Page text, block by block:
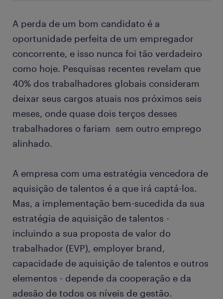
A perda de um bom candidato é a
oportunidade perfeita de um empregador
concorrente, e isso nunca foi tão verdadeiro
como hoje. Pesquisas recentes revelam que
40% dos trabalhadores globais consideram
deixar seus cargos atuais nos próximos seis
meses, onde quase dois terços desses
trabalhadores o fariam sem outro emprego
alinhado.
A empresa com uma estratégia vencedora de
aquisição de talentos é a que irá captá-los.
Mas, a implementação bem-sucedida da sua
estratégia de aquisição de talentos -
incluindo a sua proposta de valor do
trabalhador (EVP), employer brand,
capacidade de aquisição de talentos e outros
elementos - depende da cooperação e da
adesão de todos os níveis de gestão.